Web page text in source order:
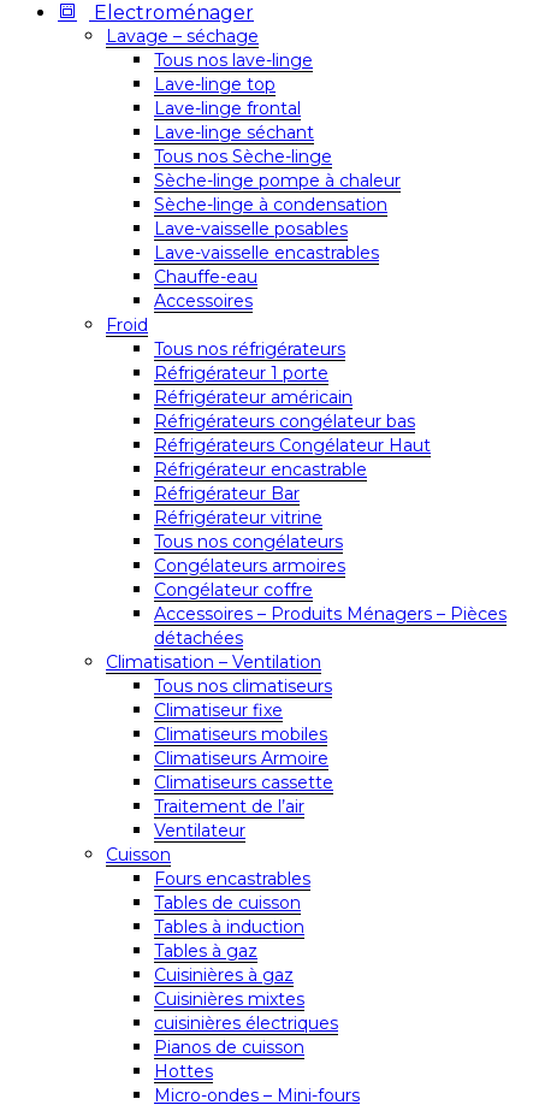
Electroménager
Lavage – séchage
Tous nos lave-linge
Lave-linge top
Lave-linge frontal
Lave-linge séchant
Tous nos Sèche-linge
Sèche-linge pompe à chaleur
Sèche-linge à condensation
Lave-vaisselle posables
Lave-vaisselle encastrables
Chauffe-eau
Accessoires
Froid
Tous nos réfrigérateurs
Réfrigérateur 1 porte
Réfrigérateur américain
Réfrigérateurs congélateur bas
Réfrigérateurs Congélateur Haut
Réfrigérateur encastrable
Réfrigérateur Bar
Réfrigérateur vitrine
Tous nos congélateurs
Congélateurs armoires
Congélateur coffre
Accessoires – Produits Ménagers – Pièces
détachées
Climatisation – Ventilation
Tous nos climatiseurs
Climatiseur fixe
Climatiseurs mobiles
Climatiseurs Armoire
Climatiseurs cassette
Traitement de l’air
Ventilateur
Cuisson
Fours encastrables
Tables de cuisson
Tables à induction
Tables à gaz
Cuisinières à gaz
Cuisinières mixtes
cuisinières électriques
Pianos de cuisson
Hottes
Micro-ondes – Mini-fours